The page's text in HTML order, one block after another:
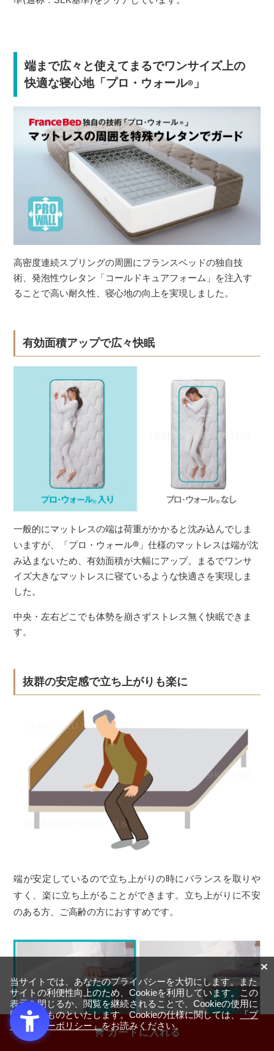
カートに入れる
端まで広々と使えてまるでワンサイズ上の
快適な寝心地「プロ・ウォール®」
高密度連続スプリングの周囲にフランスベッドの独自技
術、発泡性ウレタン「コールドキュアフォーム」を注入す
ることで高い耐久性、寝心地の向上を実現しました。
有効面積アップで広々快眠
一般的にマットレスの端は荷重がかかると沈み込んでしま
いますが、「プロ・ウォール® 」仕様のマットレスは端が沈
み込まないため、有効面積が大幅にアップ。まるでワンサ
イズ大きなマットレスに寝ているような快適さを実現しま
した。
中央・左右どこでも体勢を崩さずストレス無く快眠できま
す。
抜群の安定感で立ち上がりも楽に
端が安定しているので立ち上がりの時にバランスを取りや
すく、楽に立ち上がることができます。立ち上がりに不安
のある方、ご高齢の方におすすめです。
当サイトでは、あなたのプライバシーを大切にします。また
サイトの利便性向上のため、Cookieを利用しています。この
表示を閉じるか、閲覧を継続されることで、Cookieの使用に
同意するものといたします。Cookieの仕様に関しては、「プ
ライバシーポリシー」をお読みください。